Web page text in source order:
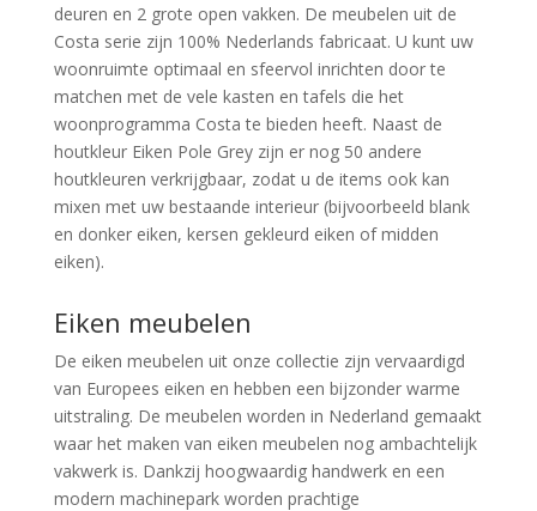
deuren en 2 grote open vakken. De meubelen uit de
Costa serie zijn 100% Nederlands fabricaat. U kunt uw
woonruimte optimaal en sfeervol inrichten door te
matchen met de vele kasten en tafels die het
woonprogramma Costa te bieden heeft. Naast de
houtkleur Eiken Pole Grey zijn er nog 50 andere
houtkleuren verkrijgbaar, zodat u de items ook kan
mixen met uw bestaande interieur (bijvoorbeeld blank
en donker eiken, kersen gekleurd eiken of midden
eiken).
Eiken meubelen
De eiken meubelen uit onze collectie zijn vervaardigd
van Europees eiken en hebben een bijzonder warme
uitstraling. De meubelen worden in Nederland gemaakt
waar het maken van eiken meubelen nog ambachtelijk
vakwerk is. Dankzij hoogwaardig handwerk en een
modern machinepark worden prachtige